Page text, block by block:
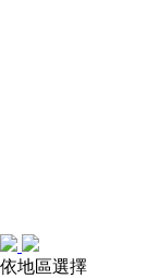
依地區選擇